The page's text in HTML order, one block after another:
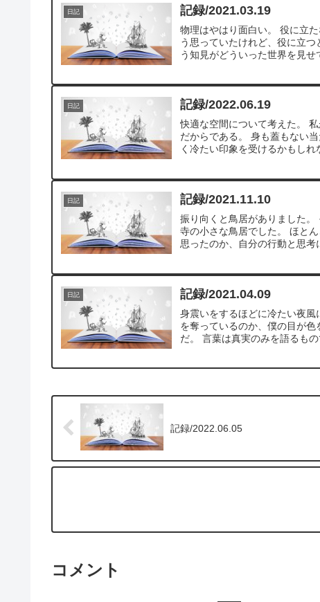
日記 記録/2021.03.19
物理はやはり面白い。 役に立
う思っていたけれど、役に立
う知見がどういった世界を見せ
日記 記録/2022.06.19
快適な空間について考えた。
だからである。 身も蓋もない
く冷たい印象を受けるかもし
日記 記録/2021.11.10
振り向くと鳥居がありました
寺の小さな鳥居でした。 ほと
思ったのか、自分の行動と思考
日記 記録/2021.04.09
身震いをするほどに冷たい夜
を奪っているのか、僕の目が
だ。 言葉は真実のみを語るも
記録/2022.06.05
コメント